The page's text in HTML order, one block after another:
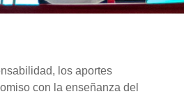
los aportes
con la enseñanza del